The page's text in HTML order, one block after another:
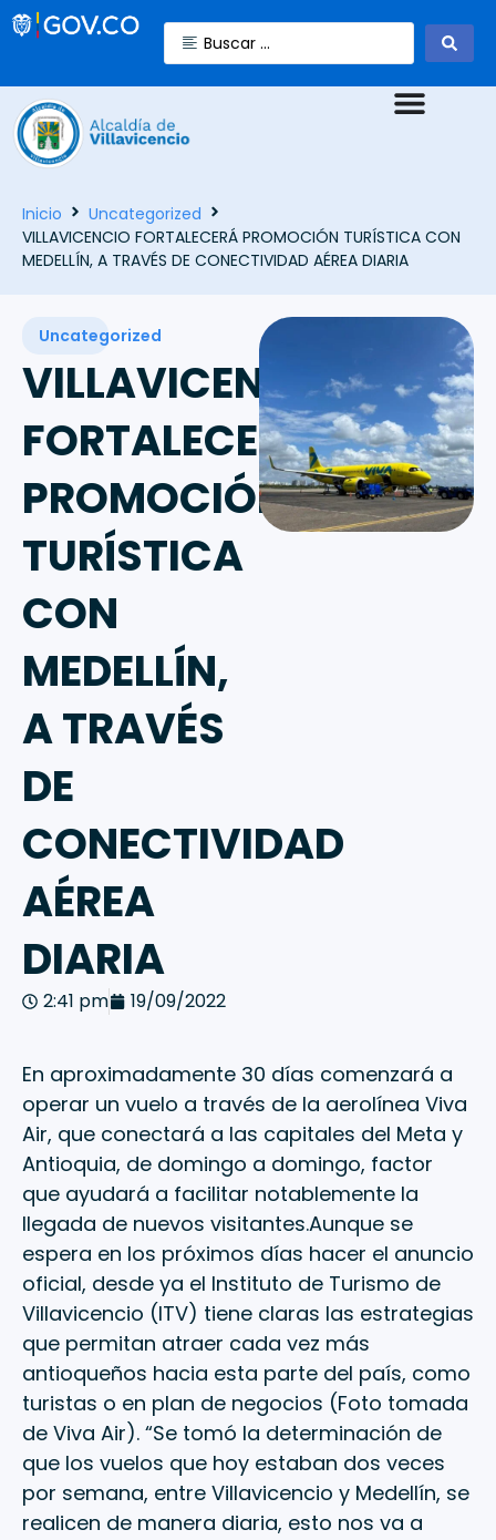
Inicio
Uncategorized
VILLAVICENCIO FORTALECERÁ PROMOCIÓN TURÍSTICA CON
MEDELLÍN, A TRAVÉS DE CONECTIVIDAD AÉREA DIARIA
Uncategorized
VILLAVICENCIO
FORTALECERÁ
PROMOCIÓN
TURÍSTICA
CON
MEDELLÍN,
A TRAVÉS
DE
CONECTIVIDAD
AÉREA
DIARIA
2:41 pm 19/09/2022
En aproximadamente 30 días comenzará a
operar un vuelo a través de la aerolínea Viva
Air, que conectará a las capitales del Meta y
Antioquia, de domingo a domingo, factor
que ayudará a facilitar notablemente la
llegada de nuevos visitantes.Aunque se
espera en los próximos días hacer el anuncio
oficial, desde ya el Instituto de Turismo de
Villavicencio (ITV) tiene claras las estrategias
que permitan atraer cada vez más
antioqueños hacia esta parte del país, como
turistas o en plan de negocios (Foto tomada
de Viva Air). “Se tomó la determinación de
que los vuelos que hoy estaban dos veces
por semana, entre Villavicencio y Medellín, se
realicen de manera diaria, esto nos va a